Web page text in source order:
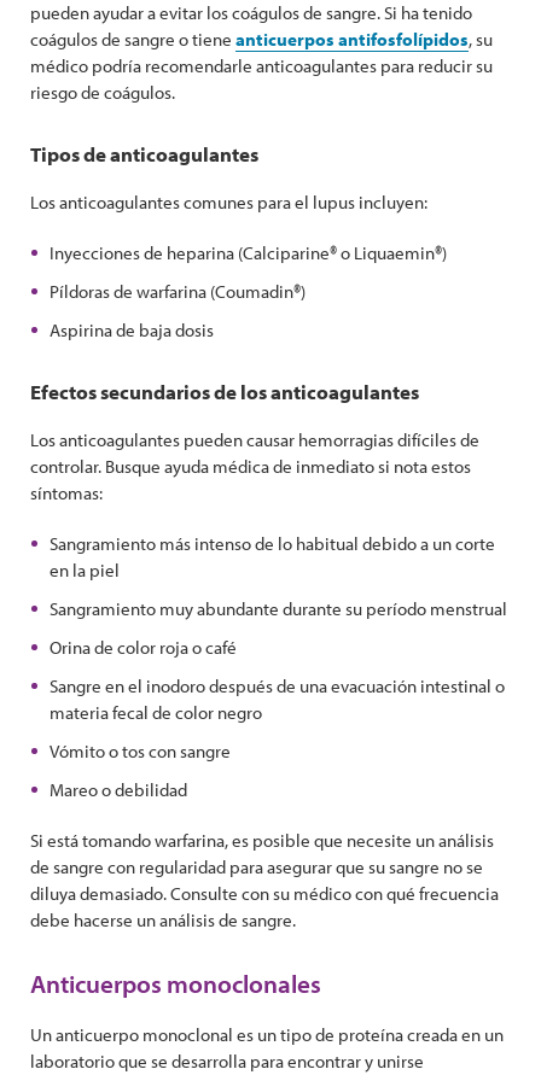
pueden ayudar a evitar los coágulos de sangre. Si ha tenido
coágulos de sangre o tiene anticuerpos antifosfolípidos, su
médico podría recomendarle anticoagulantes para reducir su
riesgo de coágulos.
Tipos de anticoagulantes
Los anticoagulantes comunes para el lupus incluyen:
Inyecciones de heparina (Calciparine® o Liquaemin®)
Píldoras de warfarina (Coumadin®)
Aspirina de baja dosis
Efectos secundarios de los anticoagulantes
Los anticoagulantes pueden causar hemorragias difíciles de
controlar. Busque ayuda médica de inmediato si nota estos
síntomas:
Sangramiento más intenso de lo habitual debido a un corte
en la piel
Sangramiento muy abundante durante su período menstrual
Orina de color roja o café
Sangre en el inodoro después de una evacuación intestinal o
materia fecal de color negro
Vómito o tos con sangre
Mareo o debilidad
Si está tomando warfarina, es posible que necesite un análisis
de sangre con regularidad para asegurar que su sangre no se
diluya demasiado. Consulte con su médico con qué frecuencia
debe hacerse un análisis de sangre.
Anticuerpos monoclonales
Un anticuerpo monoclonal es un tipo de proteína creada en un
laboratorio que se desarrolla para encontrar y unirse